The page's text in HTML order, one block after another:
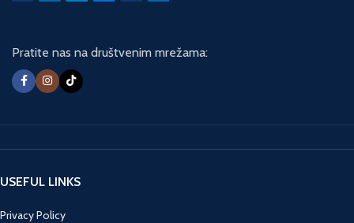
Pratite nas na društvenim mrežama:
USEFUL LINKS
Privacy Policy